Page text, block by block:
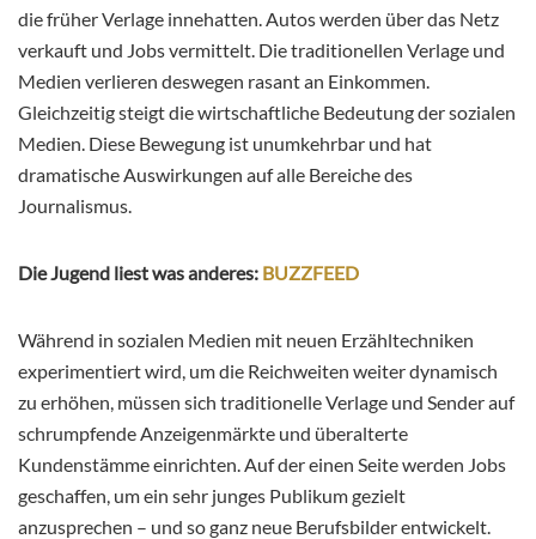
die früher Verlage innehatten. Autos werden über das Netz
verkauft und Jobs vermittelt. Die traditionellen Verlage und
Medien verlieren deswegen rasant an Einkommen.
Gleichzeitig steigt die wirtschaftliche Bedeutung der sozialen
Medien. Diese Bewegung ist unumkehrbar und hat
dramatische Auswirkungen auf alle Bereiche des
Journalismus.
Die Jugend liest was anderes: BUZZFEED
Während in sozialen Medien mit neuen Erzähltechniken
experimentiert wird, um die Reichweiten weiter dynamisch
zu erhöhen, müssen sich traditionelle Verlage und Sender auf
schrumpfende Anzeigenmärkte und überalterte
Kundenstämme einrichten. Auf der einen Seite werden Jobs
geschaffen, um ein sehr junges Publikum gezielt
anzusprechen – und so ganz neue Berufsbilder entwickelt.